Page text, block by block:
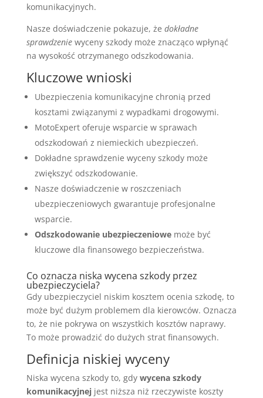
komunikacyjnych.
Nasze doświadczenie pokazuje, że dokładne
sprawdzeniewyceny szkody może znacząco wpłynąć
na wysokość otrzymanego odszkodowania.
Kluczowe wnioski
Ubezpieczenia komunikacyjne chronią przed
kosztami związanymi z wypadkami drogowymi.
MotoExpert oferuje wsparcie w sprawach
odszkodowań z niemieckich ubezpieczeń.
Dokładne sprawdzenie wyceny szkody może
zwiększyć odszkodowanie.
Nasze doświadczenie w roszczeniach
ubezpieczeniowych gwarantuje profesjonalne
wsparcie.
Odszkodowanie ubezpieczeniowemoże być
kluczowe dla finansowego bezpieczeństwa.
Co oznacza niska wycena szkody przez
ubezpieczyciela?
Gdy ubezpieczyciel niskim kosztem ocenia szkodę, to
może być dużym problemem dla kierowców. Oznacza
to, że nie pokrywa on wszystkich kosztów naprawy.
To może prowadzić do dużych strat finansowych.
Definicja niskiej wyceny
Niska wycena szkody to, gdy wycena szkody
komunikacyjnejjest niższa niż rzeczywiste koszty